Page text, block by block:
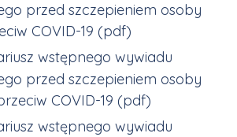
przed szczepieniem osoby
COVID-19 (pdf)
wstępnego wywiadu
przed szczepieniem osoby
COVID-19 (pdf)
wstępnego wywiadu